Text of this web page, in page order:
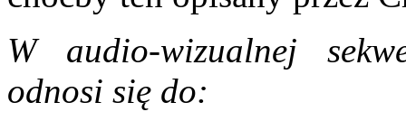
W audio-wizualnej
odnosi się do: